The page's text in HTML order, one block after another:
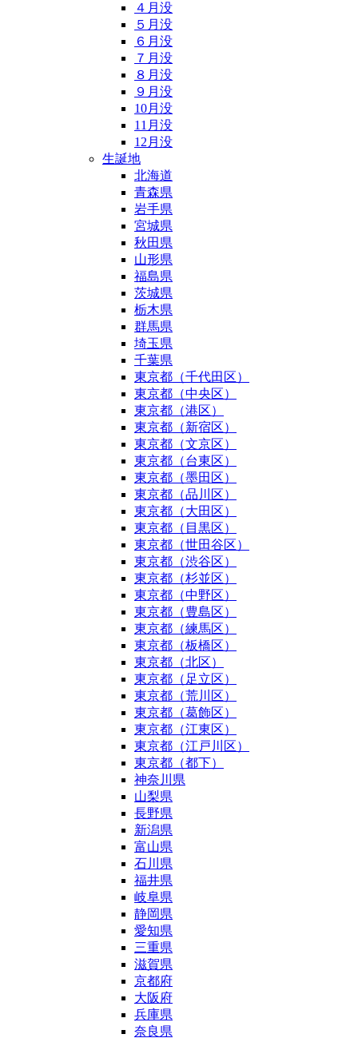
４月没
５月没
６月没
７月没
８月没
９月没
10月没
11月没
12月没
生誕地
北海道
青森県
岩手県
宮城県
秋田県
山形県
福島県
茨城県
栃木県
群馬県
埼玉県
千葉県
東京都（千代田区）
東京都（中央区）
東京都（港区）
東京都（新宿区）
東京都（文京区）
東京都（台東区）
東京都（墨田区）
東京都（品川区）
東京都（大田区）
東京都（目黒区）
東京都（世田谷区）
東京都（渋谷区）
東京都（杉並区）
東京都（中野区）
東京都（豊島区）
東京都（練馬区）
東京都（板橋区）
東京都（北区）
東京都（足立区）
東京都（荒川区）
東京都（葛飾区）
東京都（江東区）
東京都（江戸川区）
東京都（都下）
神奈川県
山梨県
長野県
新潟県
富山県
石川県
福井県
岐阜県
静岡県
愛知県
三重県
滋賀県
京都府
大阪府
兵庫県
奈良県